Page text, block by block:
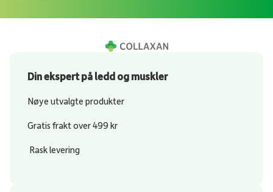
Din ekspert på ledd og muskler
Nøye utvalgte produkter
Gratis frakt over 499 kr
Rask levering